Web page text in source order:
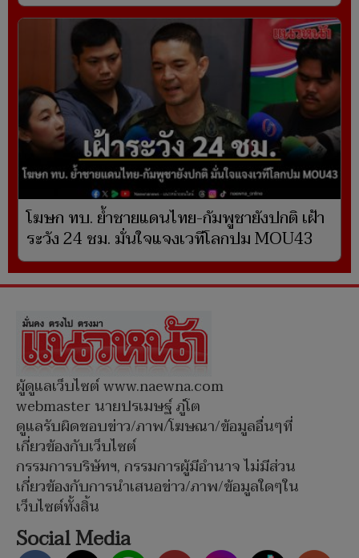
โฆษก ทบ. ย้ำชายแดนไทย-กัมพูชายังปกติ เฝ้า
ระวัง 24 ชม. มั่นใจแจงเวทีโลกปม MOU43
ผู้ดูแลเว็บไซต์ www.naewna.com
webmaster นายปรเมษฐ์ ภู่โต
ดูแลรับผิดชอบข่าว/ภาพ/โฆษณา/ข้อมูลอื่นๆที่
เกี่ยวข้องกับเว็บไซต์
กรรมการบริษัทฯ, กรรมการผู้มีอำนาจ ไม่มีส่วน
เกี่ยวข้องกับการนำเสนอข่าว/ภาพ/ข้อมูลใดๆใน
เว็บไซต์ทั้งสิ้น
Social Media